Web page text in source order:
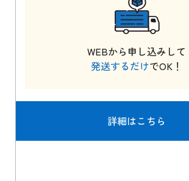
WEBから申し込みして
発送するだけでOK！
詳細はこちら